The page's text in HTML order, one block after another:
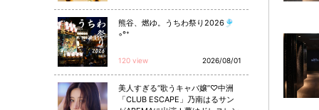
熊谷、燃ゆ。うちわ祭り2026🎐
◦°⁺
120 view 2026/08/01
美人すぎる“歌うキャバ嬢”♡中洲
「CLUB ESCAPE」乃南はるサン